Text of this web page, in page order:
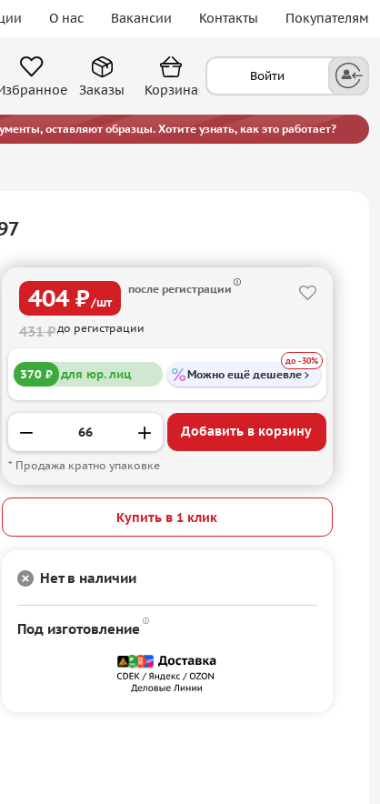
О нас Вакансии Контакты Покупателям
Войти
Заказы Корзина
оставляют образцы. Хотите узнать, как это работает?
404 ₽/шт
после регистрации
431 ₽до регистрации
370 ₽ для юр. лиц Можно ещё дешевле
до -30%
Добавить в корзину
* Продажа кратно упаковке
Купить в 1 клик
Нет в наличии
Под изготовление